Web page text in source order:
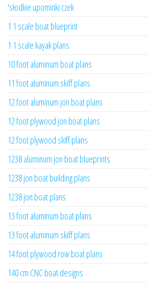
'słodkie upominki czek
1 1 scale boat blueprint
1 1 scale kayak plans
10 foot aluminum boat plans
11 foot aluminum skiff plans
12 foot aluminum jon boat plans
12 foot plywood jon boat plans
12 foot plywood skiff plans
1238 aluminum jon boat blueprints
1238 jon boat building plans
1238 jon boat plans
13 foot aluminum boat plans
13 foot aluminum skiff plans
14 foot plywood row boat plans
140 cm CNC boat designs